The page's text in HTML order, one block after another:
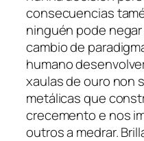
consecuencias
ninguén pode
cambio de
humano
xaulas de ouro non
metálicas que
crecemento e nos
outros a medrar.